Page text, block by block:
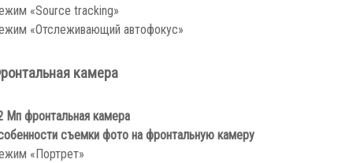
«Source tracking»
«Отслеживающий автофокус»
камера
Мп фронтальная камера
съемки фото на фронтальную камеру
«Портрет»